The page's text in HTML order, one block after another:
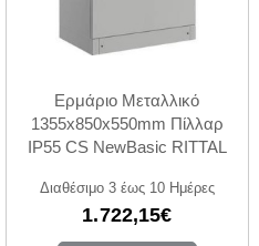
Ερμάριο Μεταλλικό
1355x850x550mm Πίλλαρ
IP55 CS NewBasic RITTAL
Διαθέσιμο 3 έως 10 Ημέρες
1.722,15€